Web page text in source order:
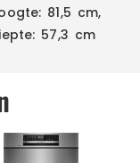
81,5 cm,
57,3 cm